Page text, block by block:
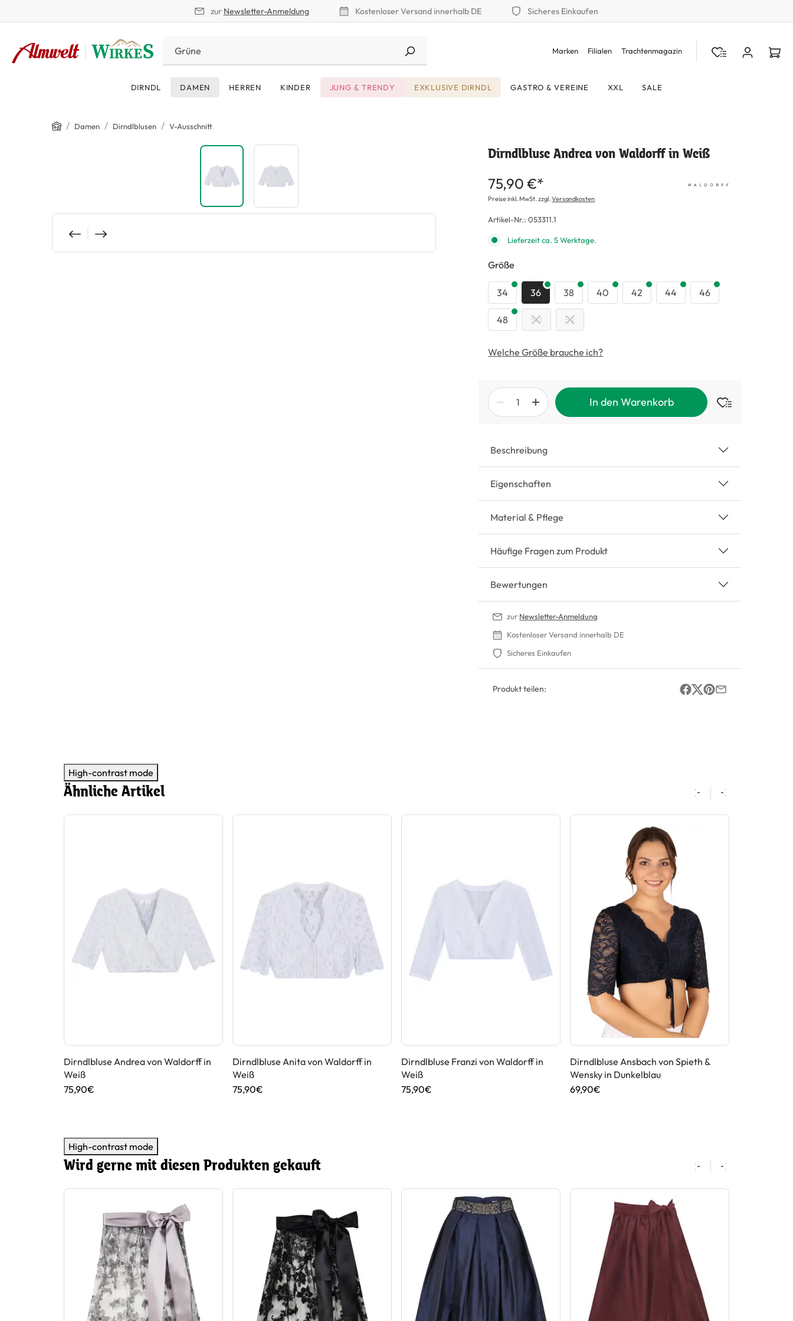
zur Newsletter-Anmeldung Kostenloser Versand innerhalb DE Sicheres Einkaufen
Marken Filialen Trachtenmagazin
DIRNDL DAMEN HERREN KINDER JUNG & TRENDY EXKLUSIVE DIRNDL GASTRO & VEREINE XXL SALE
Home
/ Damen / Dirndlblusen / V-Ausschnitt
Dirndlbluse Andrea von Waldorff in Weiß
75,90 €*
Preise inkl. MwSt. zzgl.Versandkosten
Artikel-Nr.:053311.1
Lieferzeit ca. 5 Werktage.
Größe
34 36 38 40 42 44 46
48 50 52
Welche Größe brauche ich?
In den Warenkorb
Beschreibung
Eigenschaften
Material & Pflege
Häufige Fragen zum Produkt
Bewertungen
zur Newsletter-Anmeldung
Kostenloser Versand innerhalb DE
Sicheres Einkaufen
Produkt teilen:
High-contrast mode
Ähnliche Artikel
Dirndlbluse Andrea von Waldorff in
Weiß
75,90€
Dirndlbluse Anita von Waldorff in
Weiß
75,90€
Dirndlbluse Franzi von Waldorff in
Weiß
75,90€
Dirndlbluse Ansbach von Spieth &
Wensky in Dunkelblau
69,90€
High-contrast mode
Wird gerne mit diesen Produkten gekauft